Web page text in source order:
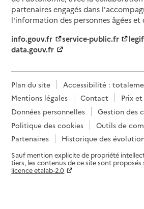
partenaires engagés dans
l'information des personnes âgées et
info.gouv.fr
service-public.fr
data.gouv.fr
Plan du site
Accessibilité :
Mentions légales
Contact
Prix
Données personnelles
Gestion des
Politique des cookies
Outils de
Partenaires
Historique des
Sauf mention explicite de propriété
tiers, les contenus de ce site sont proposés
licence etalab-2.0